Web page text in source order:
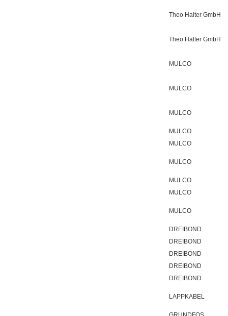
Theo Halter GmbH
Theo Halter GmbH
MULCO
MULCO
MULCO
MULCO
MULCO
MULCO
MULCO
MULCO
MULCO
DREIBOND
DREIBOND
DREIBOND
DREIBOND
DREIBOND
LAPPKABEL